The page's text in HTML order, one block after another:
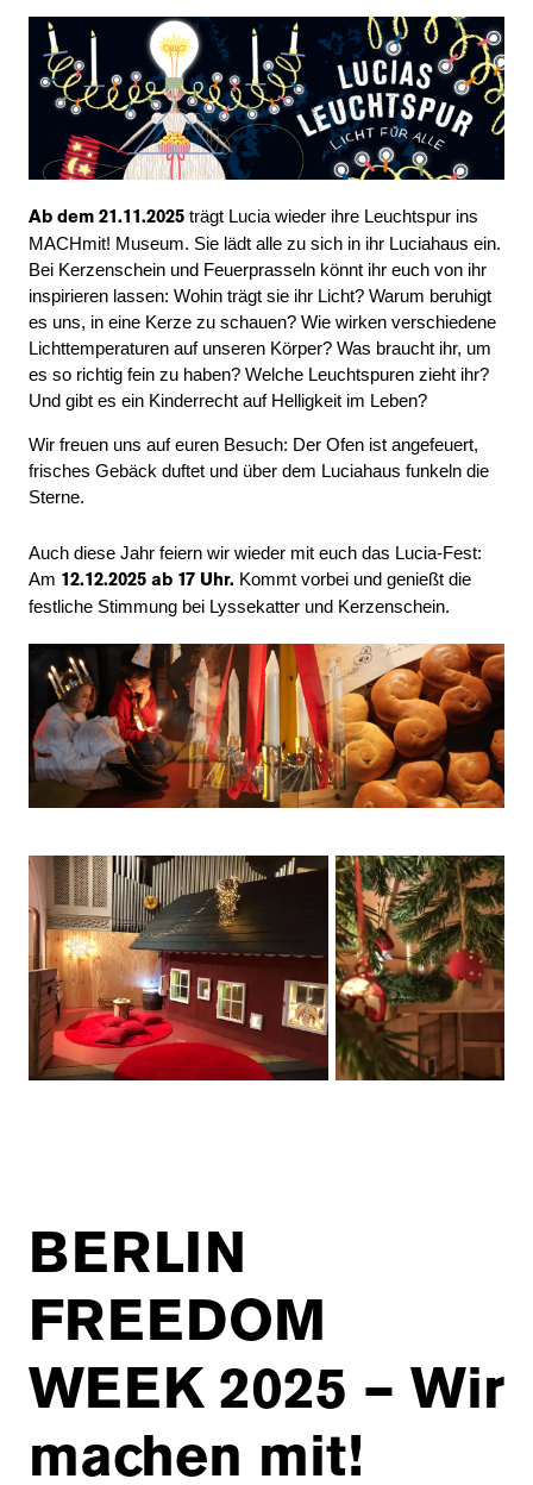
Ab dem 21.11.2025 trägt Lucia wieder ihre Leuchtspur ins
MACHmit! Museum. Sie lädt alle zu sich in ihr Luciahaus ein.
Bei Kerzenschein und Feuerprasseln könnt ihr euch von ihr
inspirieren lassen: Wohin trägt sie ihr Licht? Warum beruhigt
es uns, in eine Kerze zu schauen? Wie wirken verschiedene
Lichttemperaturen auf unseren Körper? Was braucht ihr, um
es so richtig fein zu haben? Welche Leuchtspuren zieht ihr?
Und gibt es ein Kinderrecht auf Helligkeit im Leben?
Wir freuen uns auf euren Besuch: Der Ofen ist angefeuert,
frisches Gebäck duftet und über dem Luciahaus funkeln die
Sterne.
Auch diese Jahr feiern wir wieder mit euch das Lucia-Fest:
Am 12.12.2025 ab 17 Uhr. Kommt vorbei und genießt die
festliche Stimmung bei Lyssekatter und Kerzenschein.
BERLIN
FREEDOM
WEEK 2025 – Wir
machen mit!